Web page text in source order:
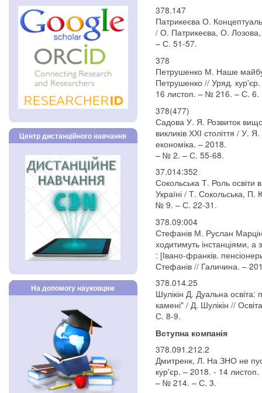
Центр дистанційного навчання
На допомогу науковцям
378.147
Патрикеєва О.
/ О. Патрикеєва, О.
– С. 51-57.
378
Петрушенко М. Наше
Петрушенко // Уряд.
16 листоп. – № 216. – С. 6.
378(477)
Садова У. Я. Розвиток вищої
викликів ХХІ століття / У.
економіка. – 2018.
– № 2. – С. 55-68.
37.014:352
Сокольська Т. Роль освіти
Україні / Т. Сокольська,
№ 9. – С. 22-31.
378.09:004
Стефанів М. Руслан
ходитимуть інстанціями, а
: [Івано-франків.
Стефанів // Галичина. –
378.014.25
Шулікін Д. Дуальна освіта:
камені" / Д. Шулікін //
С. 8-9.
Вступна компанія
378.091.212.2
Дмитренк, Л. На ЗНО не
кур'єр. – 2018. - 14 листоп.
– № 214. – С. 3.